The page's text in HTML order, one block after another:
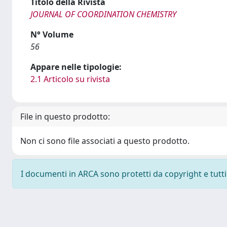
JOURNAL OF COORDINATION CHEMISTRY
N° Volume
56
Appare nelle tipologie:
2.1 Articolo su rivista
File in questo prodotto:
Non ci sono file associati a questo prodotto.
I documenti in ARCA sono protetti da copyright e